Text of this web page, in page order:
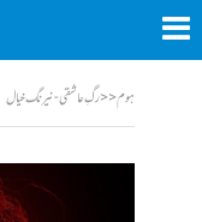
ہوم<<رگِ عاشقی ‌- نیرنگ خیال